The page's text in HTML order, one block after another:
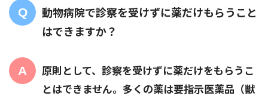
動物病院で診察を受けずに薬だけもらうこと
はできますか？
原則として、診察を受けずに薬だけをもらうこ
とはできません。多くの薬は要指示医薬品（獣